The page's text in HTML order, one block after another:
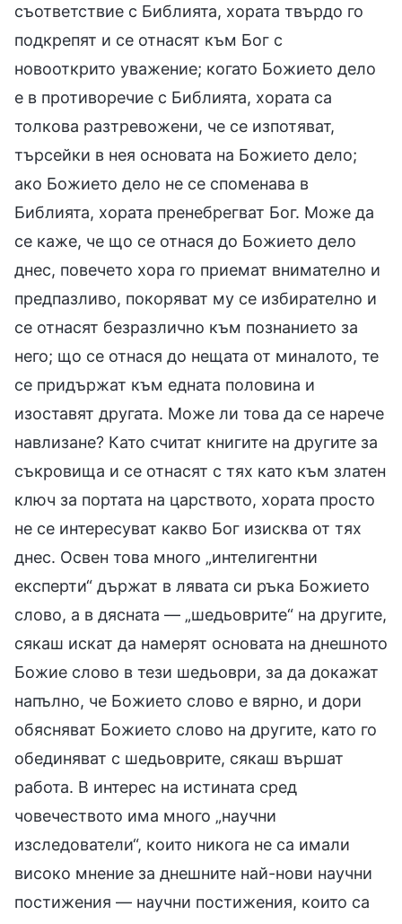
съответствие с Библията, хората твърдо го
подкрепят и се отнасят към Бог с
новооткрито уважение; когато Божието дело
е в противоречие с Библията, хората са
толкова разтревожени, че се изпотяват,
търсейки в нея основата на Божието дело;
ако Божието дело не се споменава в
Библията, хората пренебрегват Бог. Може да
се каже, че що се отнася до Божието дело
днес, повечето хора го приемат внимателно и
предпазливо, покоряват му се избирателно и
се отнасят безразлично към познанието за
него; що се отнася до нещата от миналото, те
се придържат към едната половина и
изоставят другата. Може ли това да се нарече
навлизане? Като считат книгите на другите за
съкровища и се отнасят с тях като към златен
ключ за портата на царството, хората просто
не се интересуват какво Бог изисква от тях
днес. Освен това много „интелигентни
експерти“ държат в лявата си ръка Божието
слово, а в дясната — „шедьоврите“ на другите,
сякаш искат да намерят основата на днешното
Божие слово в тези шедьоври, за да докажат
напълно, че Божието слово е вярно, и дори
обясняват Божието слово на другите, като го
обединяват с шедьоврите, сякаш вършат
работа. В интерес на истината сред
човечеството има много „научни
изследователи“, които никога не са имали
високо мнение за днешните най-нови научни
постижения — научни постижения, които са